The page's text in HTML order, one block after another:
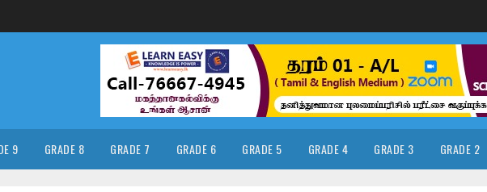
9 GRADE 8 GRADE 7 GRADE 6 GRADE 5 GRADE 4 GRADE 3 GRADE 2